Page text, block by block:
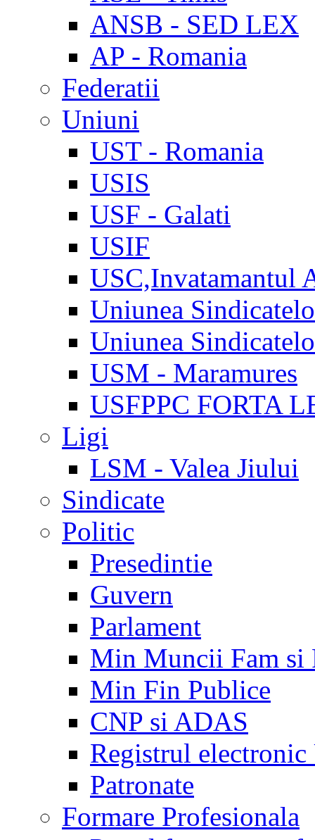
ANSB - SED LEX
AP - Romania
Federatii
Uniuni
UST - Romania
USIS
USF - Galati
USIF
USC,Invatamantul
Uniunea
Uniunea
USM - Maramures
USFPPC FORTA
Ligi
LSM - Valea Jiului
Sindicate
Politic
Presedintie
Guvern
Parlament
Min Muncii Fam si
Min Fin Publice
CNP si ADAS
Registrul electronic
Patronate
Formare Profesionala